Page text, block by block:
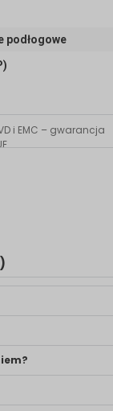
podłogowe
i EMC – gwarancja